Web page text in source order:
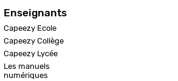
Enseignants
Capeezy Ecole
Capeezy Collège
Capeezy Lycée
Les manuels
numériques